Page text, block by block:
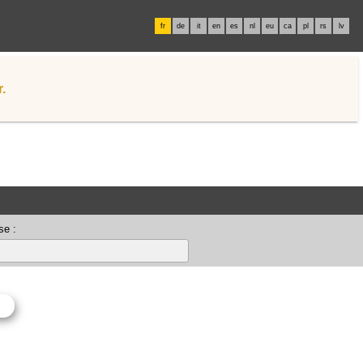
fr de it en es nl eu ca pl rs lv
: